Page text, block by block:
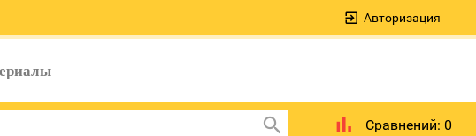
Авторизация
Сравнений: 0